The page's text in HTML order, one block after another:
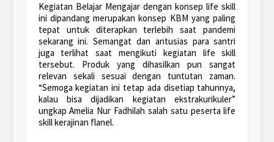
Kegiatan Belajar Mengajar dengan konsep life skill
ini dipandang merupakan konsep KBM yang paling
tepat untuk diterapkan terlebih saat pandemi
sekarang ini. Semangat dan antusias para santri
juga terlihat saat mengikuti kegiatan life skill
tersebut. Produk yang dihasilkan pun sangat
relevan sekali sesuai dengan tuntutan zaman.
“Semoga kegiatan ini tetap ada disetiap tahunnya,
kalau bisa dijadikan kegiatan ekstrakurikuler”
ungkap Amelia Nur Fadhilah salah satu peserta life
skill kerajinan flanel.